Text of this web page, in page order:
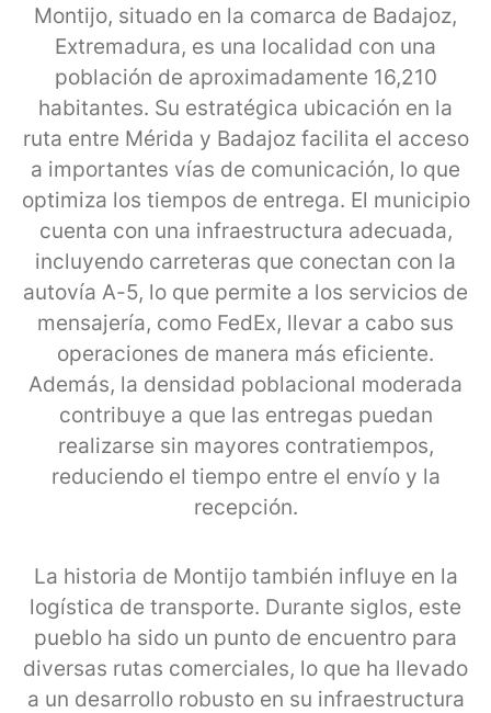
Montijo, situado en la comarca de Badajoz,
Extremadura, es una localidad con una
población de aproximadamente 16,210
habitantes. Su estratégica ubicación en la
ruta entre Mérida y Badajoz facilita el acceso
a importantes vías de comunicación, lo que
optimiza los tiempos de entrega. El municipio
cuenta con una infraestructura adecuada,
incluyendo carreteras que conectan con la
autovía A-5, lo que permite a los servicios de
mensajería, como FedEx, llevar a cabo sus
operaciones de manera más eficiente.
Además, la densidad poblacional moderada
contribuye a que las entregas puedan
realizarse sin mayores contratiempos,
reduciendo el tiempo entre el envío y la
recepción.
La historia de Montijo también influye en la
logística de transporte. Durante siglos, este
pueblo ha sido un punto de encuentro para
diversas rutas comerciales, lo que ha llevado
a un desarrollo robusto en su infraestructura